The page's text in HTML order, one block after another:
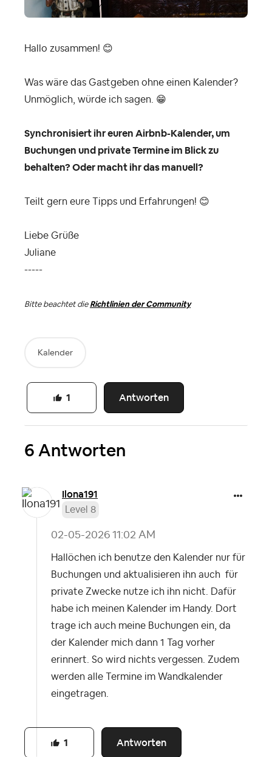
Hallo zusammen! 😊
Was wäre das Gastgeben ohne einen Kalender?
Unmöglich, würde ich sagen. 😁
Synchronisiert ihr euren Airbnb-Kalender, um
Buchungen und private Termine im Blick zu
behalten? Oder macht ihr das manuell?
Teilt gern eure Tipps und Erfahrungen! 😊
Liebe Grüße
Juliane
-----
Bitte beachtet die Richtlinien der Community
Kalender
Antworten
1
6 Antworten
Ilona191
Level 8
‎02-05-2026 11:02 AM
Hallöchen ich benutze den Kalender nur für
Buchungen und aktualisieren ihn auch für
private Zwecke nutze ich ihn nicht. Dafür
habe ich meinen Kalender im Handy. Dort
trage ich auch meine Buchungen ein, da
der Kalender mich dann 1 Tag vorher
erinnert. So wird nichts vergessen. Zudem
werden alle Termine im Wandkalender
eingetragen.
Antworten
1